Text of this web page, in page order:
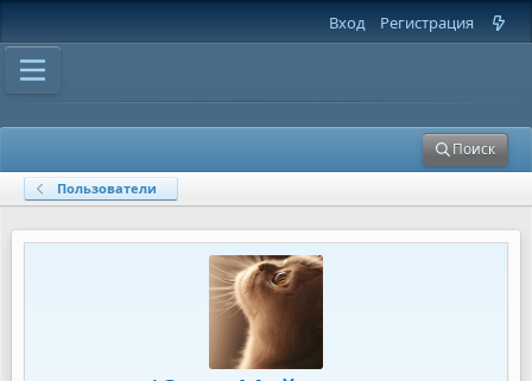
Вход Регистрация
Поиск
Пользователи